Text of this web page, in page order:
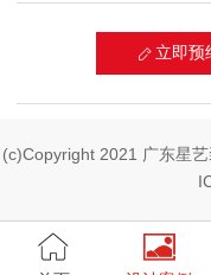
 立即预
(c)Copyright 2021 广东星